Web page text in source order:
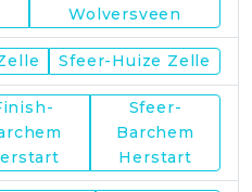
Wolversveen
Sfeer-Huize Zelle
Sfeer-
Barchem
Herstart